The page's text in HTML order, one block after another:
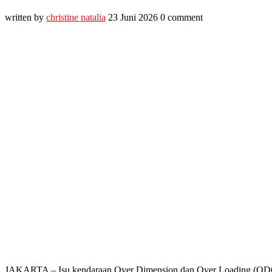
written by christine natalia 23 Juni 2026 0 comment
JAKARTA – Isu kendaraan Over Dimension dan Over Loading